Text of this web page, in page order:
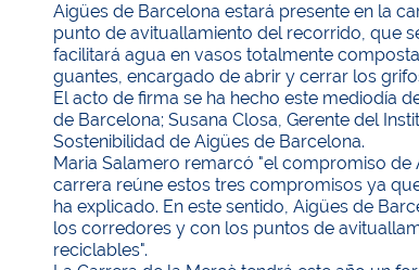
Aigües de Barcelona estará presente en la
punto de avituallamiento del recorrido, que
facilitará agua en vasos totalmente
guantes, encargado de abrir y cerrar los
El acto de firma se ha hecho este mediodía
de Barcelona; Susana Closa, Gerente del
Sostenibilidad de Aigües de Barcelona.
Maria Salamero remarcó "el compromiso de
carrera reúne estos tres compromisos ya
ha explicado. En este sentido, Aigües de
los corredores y con los puntos de
reciclables".